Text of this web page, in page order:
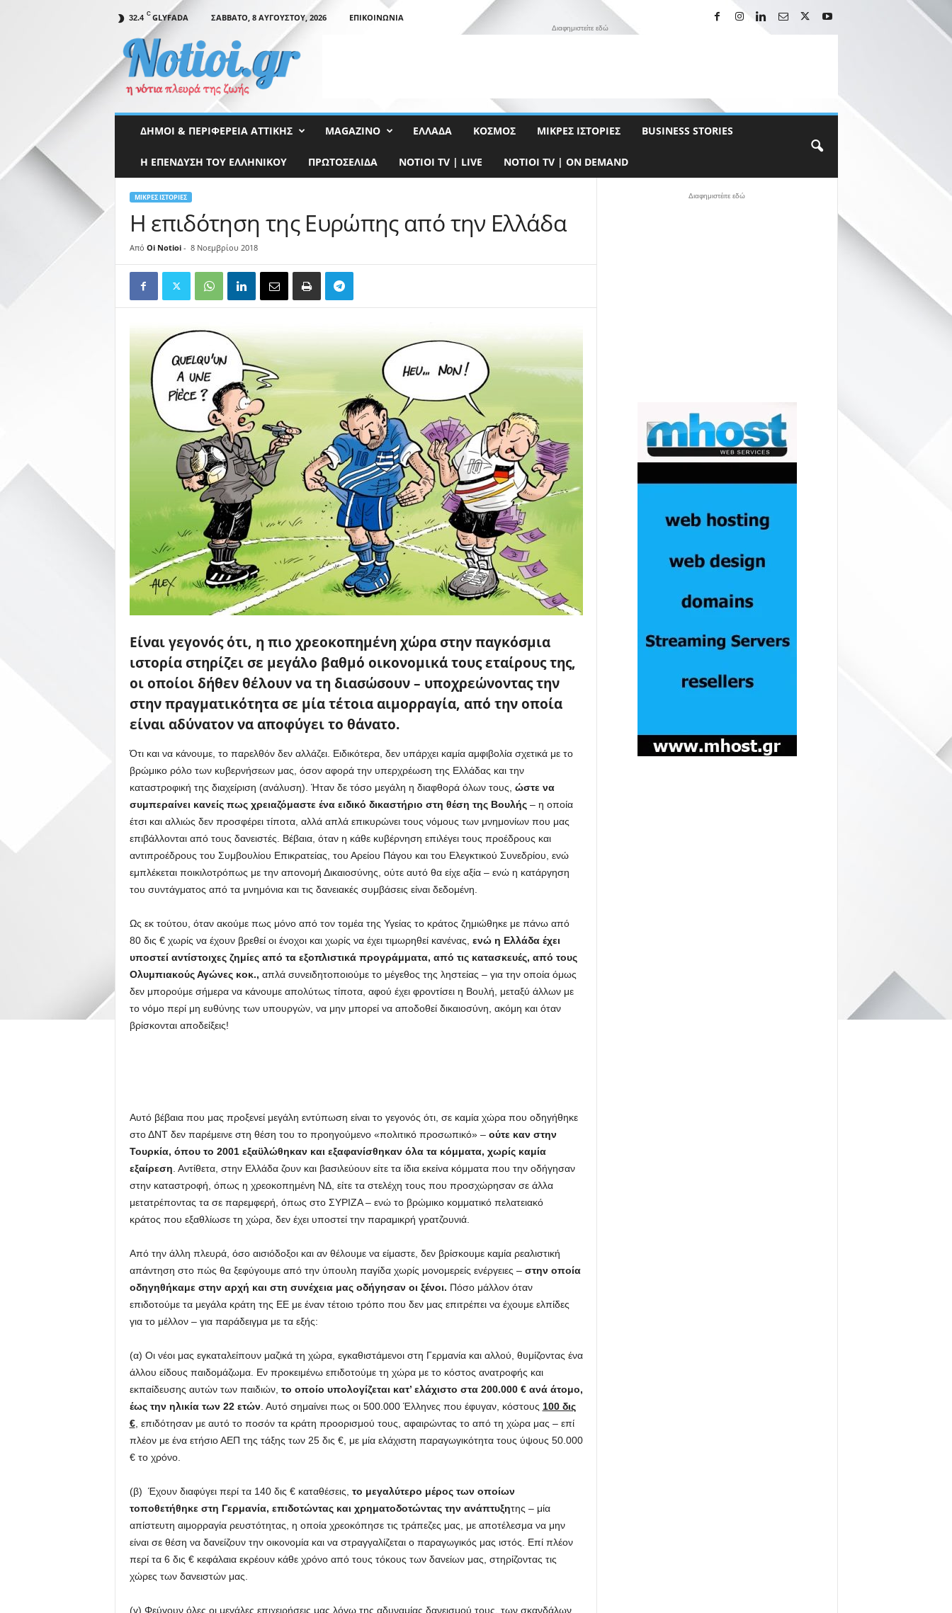
32.4 C GLYFADA ΣΆΒΒΑΤΟ, 8 ΑΥΓΟΎΣΤΟΥ, 2026
ΕΠΙΚΟΙΝΩΝΊΑ
t
Διαφημιστείτε εδώ
ΔΉΜΟΙ & ΠΕΡΙΦΈΡΕΙΑ ΑΤΤΙΚΉΣ MAGAZINO ΕΛΛΆΔΑ ΚΌΣΜΟΣ ΜΙΚΡΈΣ ΙΣΤΟΡΊΕΣ BUSINESS STORIES
Η ΕΠΕΝΔΥΣΗ ΤΟΥ ΕΛΛΗΝΙΚΟΥ ΠΡΩΤΟΣΈΛΙΔΑ NOTIOI TV | LIVE NOTIOI TV | ON DEMAND
ΜΙΚΡΈΣ ΙΣΤΟΡΊΕΣ
Η επιδότηση της Ευρώπης από την Ελλάδα
Από Oi Notioi- 8 Νοεμβρίου 2018
Είναι γεγονός ότι, η πιο χρεοκοπημένη χώρα στην παγκόσμια
ιστορία στηρίζει σε μεγάλο βαθμό οικονομικά τους εταίρους της,
οι οποίοι δήθεν θέλουν να τη διασώσουν – υποχρεώνοντας την
στην πραγματικότητα σε μία τέτοια αιμορραγία, από την οποία
είναι αδύνατον να αποφύγει το θάνατο.
Ότι και να κάνουμε, το παρελθόν δεν αλλάζει. Ειδικότερα, δεν υπάρχει καμία αμφιβολία σχετικά με το
βρώμικο ρόλο των κυβερνήσεων μας, όσον αφορά την υπερχρέωση της Ελλάδας και την
καταστροφική της διαχείριση (ανάλυση). Ήταν δε τόσο μεγάλη η διαφθορά όλων τους, ώστε να
συμπεραίνει κανείς πως χρειαζόμαστε ένα ειδικό δικαστήριο στη θέση της Βουλής– η οποία
έτσι και αλλιώς δεν προσφέρει τίποτα, αλλά απλά επικυρώνει τους νόμους των μνημονίων που μας
επιβάλλονται από τους δανειστές. Βέβαια, όταν η κάθε κυβέρνηση επιλέγει τους προέδρους και
αντιπροέδρους του Συμβουλίου Επικρατείας, του Αρείου Πάγου και του Ελεγκτικού Συνεδρίου, ενώ
εμπλέκεται ποικιλοτρόπως με την απονομή Δικαιοσύνης, ούτε αυτό θα είχε αξία – ενώ η κατάργηση
του συντάγματος από τα μνημόνια και τις δανειακές συμβάσεις είναι δεδομένη.
Ως εκ τούτου, όταν ακούμε πως μόνο από τον τομέα της Υγείας το κράτος ζημιώθηκε με πάνω από
80 δις € χωρίς να έχουν βρεθεί οι ένοχοι και χωρίς να έχει τιμωρηθεί κανένας, ενώ η Ελλάδα έχει
υποστεί αντίστοιχες ζημίες από τα εξοπλιστικά προγράμματα, από τις κατασκευές, από τους
Ολυμπιακούς Αγώνες κοκ., απλά συνειδητοποιούμε το μέγεθος της ληστείας – για την οποία όμως
δεν μπορούμε σήμερα να κάνουμε απολύτως τίποτα, αφού έχει φροντίσει η Βουλή, μεταξύ άλλων με
το νόμο περί μη ευθύνης των υπουργών, να μην μπορεί να αποδοθεί δικαιοσύνη, ακόμη και όταν
βρίσκονται αποδείξεις!
Αυτό βέβαια που μας προξενεί μεγάλη εντύπωση είναι το γεγονός ότι, σε καμία χώρα που οδηγήθηκε
στο ΔΝΤ δεν παρέμεινε στη θέση του το προηγούμενο «πολιτικό προσωπικό» – ούτε καν στην
Τουρκία, όπου το 2001 εξαϋλώθηκαν και εξαφανίσθηκαν όλα τα κόμματα, χωρίς καμία
εξαίρεση . Αντίθετα, στην Ελλάδα ζουν και βασιλεύουν είτε τα ίδια εκείνα κόμματα που την οδήγησαν
στην καταστροφή, όπως η χρεοκοπημένη ΝΔ, είτε τα στελέχη τους που προσχώρησαν σε άλλα
μετατρέποντας τα σε παρεμφερή, όπως στο ΣΥΡΙΖΑ – ενώ το βρώμικο κομματικό πελατειακό
κράτος που εξαθλίωσε τη χώρα, δεν έχει υποστεί την παραμικρή γρατζουνιά.
Από την άλλη πλευρά, όσο αισιόδοξοι και αν θέλουμε να είμαστε, δεν βρίσκουμε καμία ρεαλιστική
απάντηση στο πώς θα ξεφύγουμε από την ύπουλη παγίδα χωρίς μονομερείς ενέργειες – στην οποία
οδηγηθήκαμε στην αρχή και στη συνέχεια μας οδήγησαν οι ξένοι. Πόσο μάλλον όταν
επιδοτούμε τα μεγάλα κράτη της ΕΕ με έναν τέτοιο τρόπο που δεν μας επιτρέπει να έχουμε ελπίδες
για το μέλλον – για παράδειγμα με τα εξής:
(α) Οι νέοι μας εγκαταλείπουν μαζικά τη χώρα, εγκαθιστάμενοι στη Γερμανία και αλλού, θυμίζοντας ένα
άλλου είδους παιδομάζωμα. Εν προκειμένω επιδοτούμε τη χώρα με το κόστος ανατροφής και
εκπαίδευσης αυτών των παιδιών, το οποίο υπολογίζεται κατ’ ελάχιστο στα 200.000 € ανά άτομο,
έως την ηλικία των 22 ετών. Αυτό σημαίνει πως οι 500.000 Έλληνες που έφυγαν, κόστους 100 δις
€, επιδότησαν με αυτό το ποσόν τα κράτη προορισμού τους, αφαιρώντας το από τη χώρα μας – επί
πλέον με ένα ετήσιο ΑΕΠ της τάξης των 25 δις €, με μία ελάχιστη παραγωγικότητα τους ύψους 50.000
€ το χρόνο.
(β) Έχουν διαφύγει περί τα 140 δις € καταθέσεις, το μεγαλύτερο μέρος των οποίων
τοποθετήθηκε στη Γερμανία, επιδοτώντας και χρηματοδοτώντας την ανάπτυξητης – μία
απίστευτη αιμορραγία ρευστότητας, η οποία χρεοκόπησε τις τράπεζες μας, με αποτέλεσμα να μην
είναι σε θέση να δανείζουν την οικονομία και να στραγγαλίζεται ο παραγωγικός μας ιστός. Επί πλέον
περί τα 6 δις € κεφάλαια εκρέουν κάθε χρόνο από τους τόκους των δανείων μας, στηρίζοντας τις
χώρες των δανειστών μας.
(γ) Φεύγουν όλες οι μεγάλες επιχειρήσεις μας λόγω της αδυναμίας δανεισμού τους, των σκανδάλων
Διαφημιστέιτε εδώ